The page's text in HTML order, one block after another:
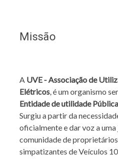
Missão
A UVE - Associação de
Elétricos, é um organismo
Entidade de utilidade Pública
Surgiu a partir da
oficialmente e dar voz a
comunidade de
simpatizantes de Veículos